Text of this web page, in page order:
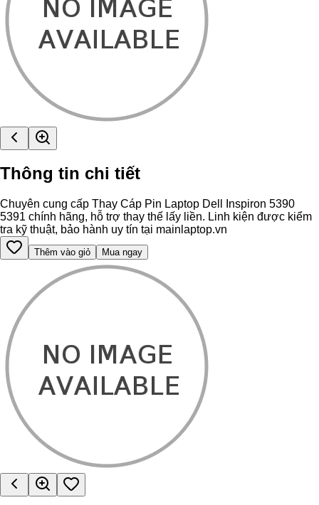
Thông tin chi tiết
Chuyên cung cấp Thay Cáp Pin Laptop Dell Inspiron 5390
5391 chính hãng, hỗ trợ thay thế lấy liền. Linh kiện được kiểm
tra kỹ thuật, bảo hành uy tín tại mainlaptop.vn
Thêm vào giỏ Mua ngay